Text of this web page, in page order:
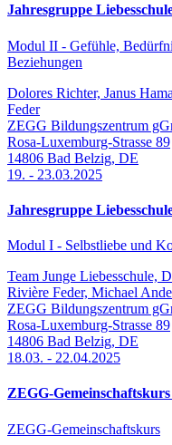
Jahresgruppe
Modul II - Gefühle,
Beziehungen
Dolores Richter, Janus
Feder
ZEGG Bildungszentrum
Rosa-Luxemburg-Strasse 89
14806 Bad Belzig, DE
19. - 23.03.2025
Jahresgruppe
Modul I - Selbstliebe und
Team Junge Liebesschule,
Rivière Feder, Michael
ZEGG Bildungszentrum
Rosa-Luxemburg-Strasse 89
14806 Bad Belzig, DE
18.03. - 22.04.2025
ZEGG-Gemeinschaftskurs
ZEGG-Gemeinschaftskurs